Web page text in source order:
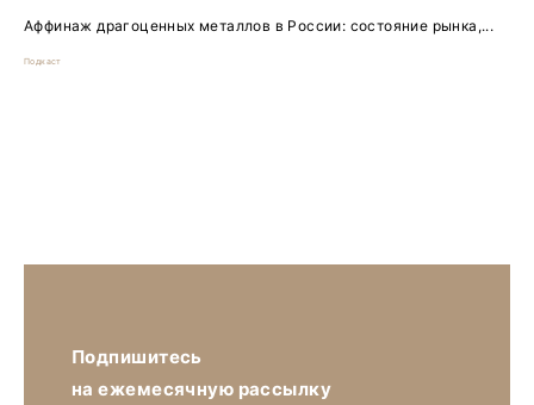
Аффинаж драгоценных металлов в России: состояние рынка,...
Подкаст
Подпишитесь
на ежемесячную рассылку